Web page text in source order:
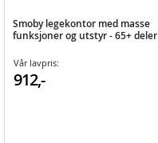
Smoby legekontor med masse
funksjoner og utstyr - 65+ deler
Vår lavpris:
912,-